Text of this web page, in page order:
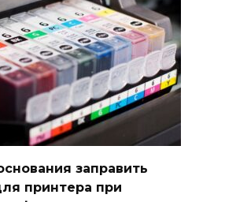
заправить
принтера при